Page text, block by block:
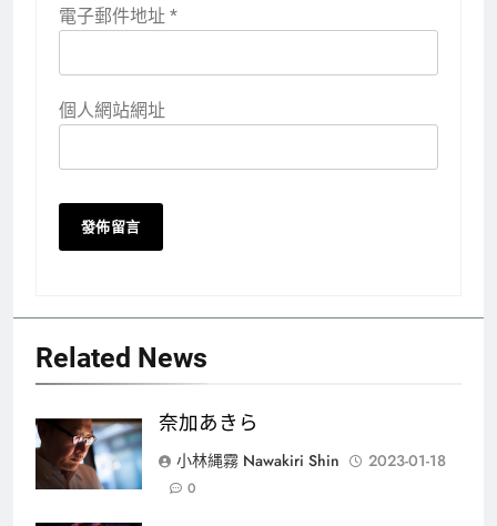
電子郵件地址 *
個人網站網址
Related News
奈加あきら
小林縄霧 Nawakiri Shin
2023-01-18
0